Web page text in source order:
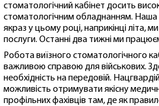
стоматологічний кабінет досить
стоматологічним обладнанням. Наша
якраз у цьому році, наприкінці літа,
послуги. Останні два тижні ми
Робота виїзного стоматологічного
важливою справою для військових.
необхідність на передовій.
можливість отримувати якісну
профільних фахівців там, де як